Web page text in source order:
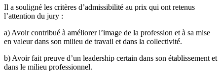
Il a souligné les critères d’admissibilité au prix qui ont retenus
l’attention du jury :
a) Avoir contribué à améliorer l’image de la profession et à sa mise
en valeur dans son milieu de travail et dans la collectivité.
b) Avoir fait preuve d’un leadership certain dans son établissement et
dans le milieu professionnel.